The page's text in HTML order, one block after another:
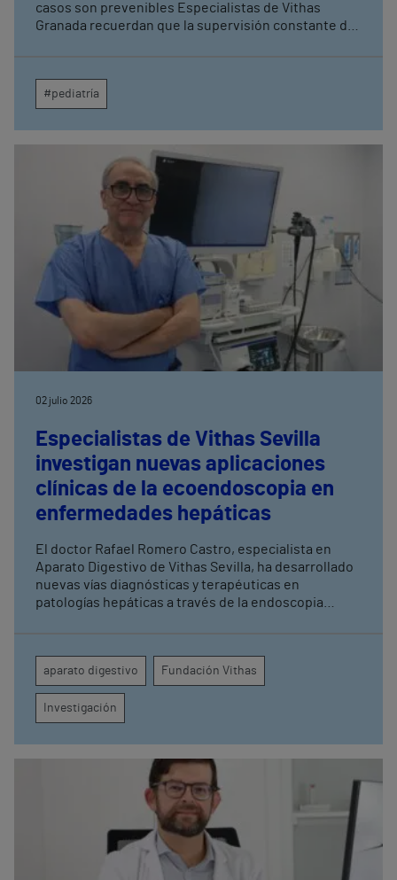
casos son prevenibles Especialistas de Vithas
Granada recuerdan que la supervisión constante de
#pediatría
02 julio 2026
Especialistas de Vithas Sevilla
investigan nuevas aplicaciones
clínicas de la ecoendoscopia en
enfermedades hepáticas
El doctor Rafael Romero Castro, especialista en
Aparato Digestivo de Vithas Sevilla, ha desarrollado
nuevas vías diagnósticas y terapéuticas en
patologías hepáticas a través de la endoscopia
endohepatología, que reúne diversos
procedimientos endoscópicos avanzados aplicados
a los pacientes con enfermedades hepáticas
aparato digestivo Fundación Vithas
Investigación